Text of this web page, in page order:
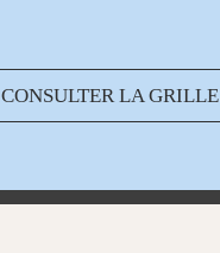
CONSULTER LA GRILLE